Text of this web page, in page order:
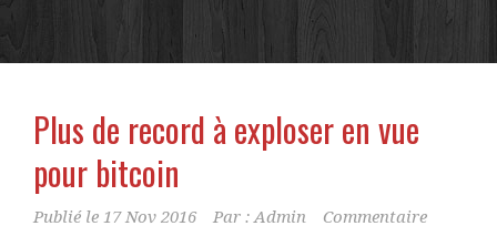
Plus de record à exploser en vue
pour bitcoin
Publié le 17 Nov 2016 Par : Admin
Commentaire